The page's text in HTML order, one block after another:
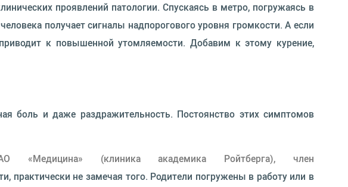
проявлений патологии. Спускаясь в метро, погружаясь в
получает сигналы надпорогового уровня громкости. А если
к повышенной утомляемости. Добавим к этому курение,
боль и даже раздражительность. Постоянство этих симптомов
«Медицина» (клиника академика Ройтберга), член
практически не замечая того. Родители погружены в работу или в